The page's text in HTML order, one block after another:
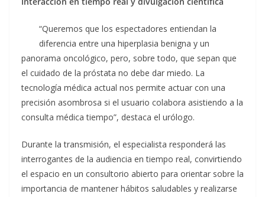
“Queremos que los espectadores entiendan la
diferencia entre una hiperplasia benigna y un
panorama oncológico, pero, sobre todo, que sepan que
el cuidado de la próstata no debe dar miedo. La
tecnología médica actual nos permite actuar con una
precisión asombrosa si el usuario colabora asistiendo a la
consulta médica tiempo”, destaca el urólogo.
Durante la transmisión, el especialista responderá las
interrogantes de la audiencia en tiempo real, convirtiendo
el espacio en un consultorio abierto para orientar sobre la
importancia de mantener hábitos saludables y realizarse